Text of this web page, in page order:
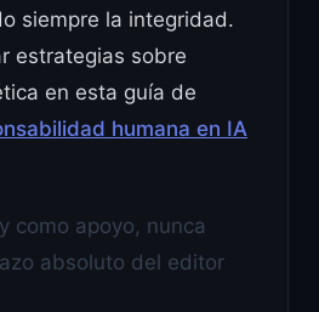
siempre la integridad.
estrategias sobre
en esta guía de
humana en IA
como apoyo, nunca
absoluto del editor